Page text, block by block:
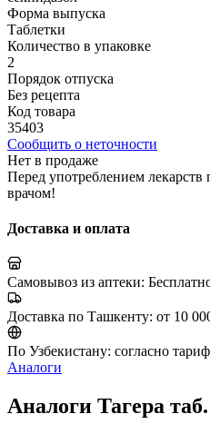
Форма выпуска
Таблетки
Количество в упаковке
2
Порядок отпуска
Без рецепта
Код товара
35403
Сообщить о неточности
Нет в продаже
Перед употреблением лекарств
врачом!
Доставка и оплата
Самовывоз из аптеки:
Доставка по Ташкенту: от 10
По Узбекистану: согласно
Аналоги
Аналоги Тагера